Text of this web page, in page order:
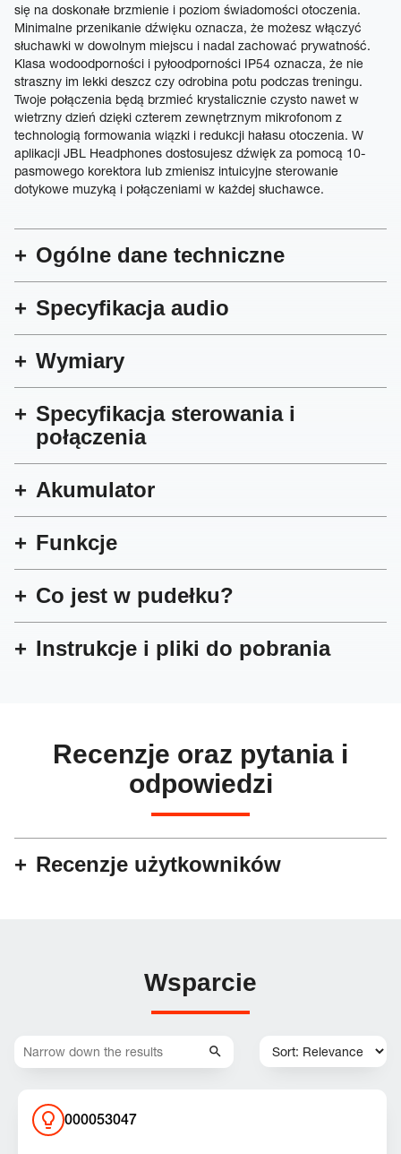
się na doskonałe brzmienie i poziom świadomości otoczenia.
Minimalne przenikanie dźwięku oznacza, że możesz włączyć
słuchawki w dowolnym miejscu i nadal zachować prywatność.
Klasa wodoodporności i pyłoodporności IP54 oznacza, że nie
straszny im lekki deszcz czy odrobina potu podczas treningu.
Twoje połączenia będą brzmieć krystalicznie czysto nawet w
wietrzny dzień dzięki czterem zewnętrznym mikrofonom z
technologią formowania wiązki i redukcji hałasu otoczenia. W
aplikacji JBL Headphones dostosujesz dźwięk za pomocą 10-
pasmowego korektora lub zmienisz intuicyjne sterowanie
dotykowe muzyką i połączeniami w każdej słuchawce.
Ogólne dane techniczne
Specyfikacja audio
Wymiary
Specyfikacja sterowania i
połączenia
Akumulator
Funkcje
Co jest w pudełku?
Instrukcje i pliki do pobrania
Recenzje oraz pytania i
odpowiedzi
Recenzje użytkowników
Wsparcie
000053047